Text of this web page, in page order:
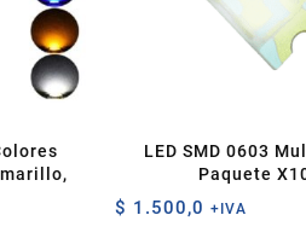
LED SMD 0603
Paquete
$ 1.500,0 +IVA